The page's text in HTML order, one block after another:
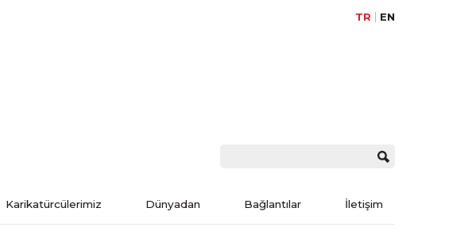
TR EN
Karikatürcülerimiz Dünyadan Bağlantılar İletişim